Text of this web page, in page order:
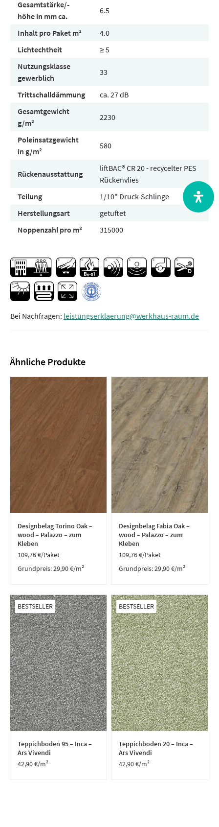
Gesamtstärke/-
höhe in mm ca.
6.5
Inhalt pro Paket m²
4.0
Lichtechtheit
≥ 5
Nutzungsklasse
gewerblich
33
Trittschalldämmung
ca. 27 dB
Gesamtgewicht
g/m²
2230
Poleinsatzgewicht
in g/m²
580
Rückenausstattung
liftBAC® CR 20 - recycelter PES
Rückenvlies
Teilung
1/10" Druck-Schlinge
Herstellungsart
getuftet
Noppenzahl pro m²
315000
Bei Nachfragen: leistungserklaerung@werkhaus-raum.de
Ähnliche Produkte
Designbelag Torino Oak –
wood – Palazzo – zum
Kleben
109,76€/Paket
Grundpreis:29,90€/m²
Designbelag Fabia Oak –
wood – Palazzo – zum
Kleben
109,76€/Paket
Grundpreis:29,90€/m²
BESTSELLER
Teppichboden 95 – Inca –
Ars Vivendi
42,90€/m²
BESTSELLER
Teppichboden 20 – Inca –
Ars Vivendi
42,90€/m²